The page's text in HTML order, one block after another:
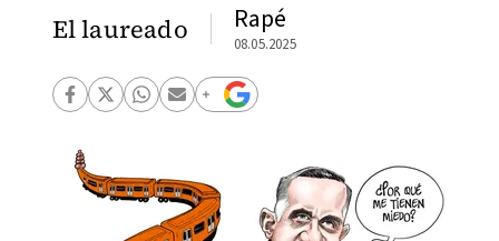
El laureado Rapé
08.05.2025